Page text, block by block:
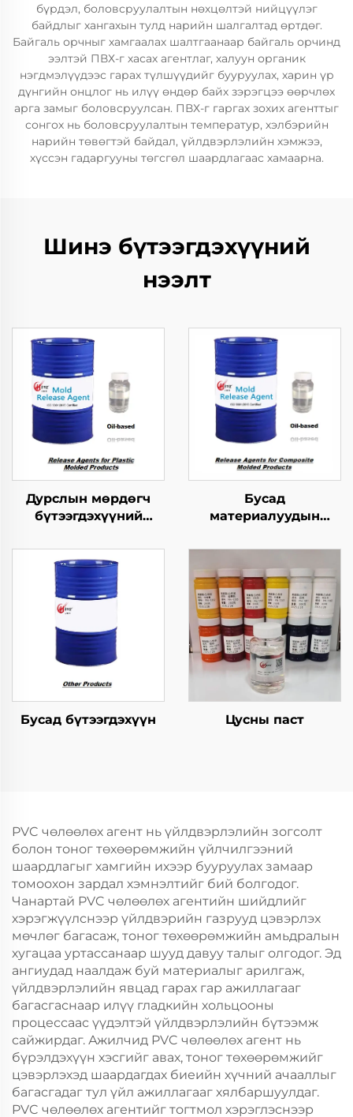
бүрдэл, боловсруулалтын нөхцөлтэй нийцүүлэг
байдлыг хангахын тулд нарийн шалгалтад өртдөг.
Байгаль орчныг хамгаалах шалтгаанаар байгаль орчинд
ээлтэй ПВХ-г хасах агентлаг, халуун органик
нэгдмэлүүдээс гарах түлшүүдийг бууруулах, харин үр
дүнгийн онцлог нь илүү өндөр байх зэрэгцээ өөрчлөх
арга замыг боловсруулсан. ПВХ-г гаргах зохих агенттыг
сонгох нь боловсруулалтын температур, хэлбэрийн
нарийн төвөгтэй байдал, үйлдвэрлэлийн хэмжээ,
хүссэн гадаргууны төгсгөл шаардлагаас хамаарна.
Шинэ бүтээгдэхүүний
нээлт
Дурслын мөрдөгч
бүтээгдэхүүний
Бусад
материалуудын
бутархайг гаргах
агент
Бусад бүтээгдэхүүн Цусны паст
PVC чөлөөлөх агент нь үйлдвэрлэлийн зогсолт
болон тоног төхөөрөмжийн үйлчилгээний
шаардлагыг хамгийн ихээр бууруулах замаар
томоохон зардал хэмнэлтийг бий болгодог.
Чанартай PVC чөлөөлөх агентийн шийдлийг
хэрэгжүүлснээр үйлдвэрийн газрууд цэвэрлэх
мөчлөг багасаж, тоног төхөөрөмжийн амьдралын
хугацаа уртассанаар шууд давуу талыг олгодог. Эд
ангиудад наалдаж буй материалыг арилгаж,
үйлдвэрлэлийн явцад гарах гар ажиллагааг
багасгаснаар илүү гладкийн хольцооны
процессаас үүдэлтэй үйлдвэрлэлийн бүтээмж
сайжирдаг. Ажилчид PVC чөлөөлөх агент нь
бүрэлдэхүүн хэсгийг авах, тоног төхөөрөмжийг
цэвэрлэхэд шаардагдах биеийн хүчний ачааллыг
багасгадаг тул үйл ажиллагааг хялбаршуулдаг.
PVC чөлөөлөх агентийг тогтмол хэрэглэснээр